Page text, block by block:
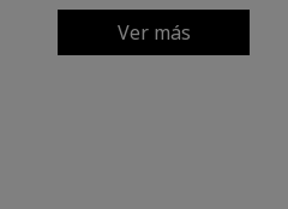
Ver más